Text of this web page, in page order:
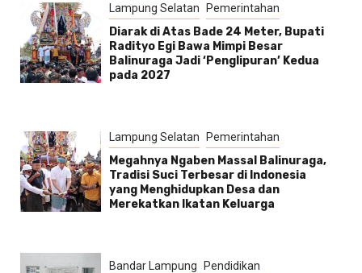
Lampung Selatan Pemerintahan
Diarak di Atas Bade 24 Meter, Bupati
Radityo Egi Bawa Mimpi Besar
Balinuraga Jadi ‘Penglipuran’ Kedua
pada 2027
Lampung Selatan Pemerintahan
Megahnya Ngaben Massal Balinuraga,
Tradisi Suci Terbesar di Indonesia
yang Menghidupkan Desa dan
Merekatkan Ikatan Keluarga
Bandar Lampung Pendidikan